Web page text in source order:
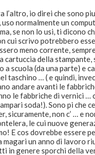
l’altro, io direi che sono
normalmente un
se non lo usi, ti dicono
cui scrivo potrebbero
meno corrente,
cartuccia della
scuola (da una parte) e
taschino … ( e quindi,
andare avanti le
le fabbriche di vernici …
soda!). Sono pi che
sicuramente, non c’ … e
le cui nuove
E cos dovrebbe essere
un anno di lavoro
in genere sporchi della